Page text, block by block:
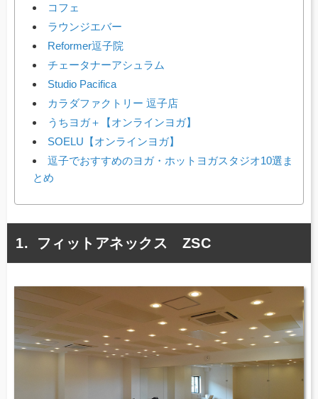
コフェ
ラウンジエバー
Reformer逗子院
チェータナーアシュラム
Studio Pacifica
カラダファクトリー 逗子店
うちヨガ＋【オンラインヨガ】
SOELU【オンラインヨガ】
逗子でおすすめのヨガ・ホットヨガスタジオ10選ま
とめ
フィットアネックス ZSC